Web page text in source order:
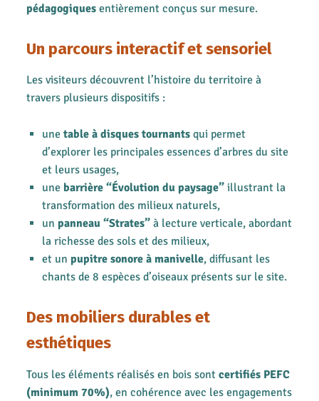
pédagogiquesentièrement conçus sur mesure.
Un parcours interactif et sensoriel
Les visiteurs découvrent l’histoire du territoire à
travers plusieurs dispositifs :
une table à disques tournantsqui permet
d’explorer les principales essences d’arbres du site
et leurs usages,
une barrière “Évolution du paysage”illustrant la
transformation des milieux naturels,
un panneau “Strates”à lecture verticale, abordant
la richesse des sols et des milieux,
et un pupitre sonore à manivelle, diffusant les
chants de 8 espèces d’oiseaux présents sur le site.
Des mobiliers durables et
esthétiques
Tous les éléments réalisés en bois sont certifiés PEFC
(minimum 70%), en cohérence avec les engagements